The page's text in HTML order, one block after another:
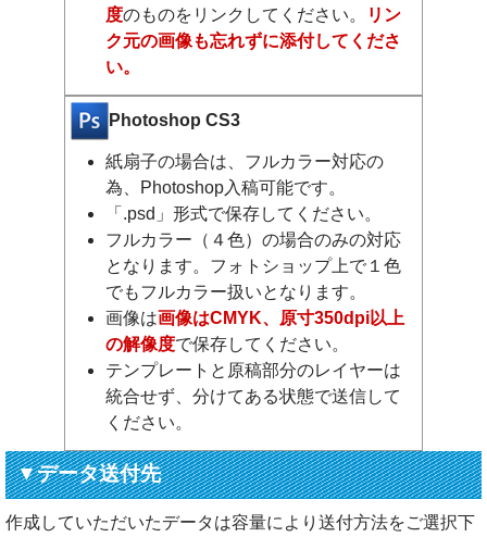
度のものをリンクしてください。
リン
ク元の画像も忘れずに添付してくださ
い。
Photoshop CS3
紙扇子の場合は、フルカラー対応の
為、Photoshop入稿可能です。
「.psd」形式で保存してください。
フルカラー（４色）の場合のみの対応
となります。フォトショップ上で１色
でもフルカラー扱いとなります。
画像は画像はCMYK、原寸350dpi以上
の解像度で保存してください。
テンプレートと原稿部分のレイヤーは
統合せず、分けてある状態で送信して
ください。
▼データ送付先
作成していただいたデータは容量により送付方法をご選択下